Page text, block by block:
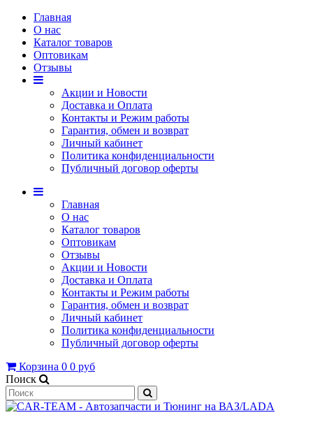
Главная
О нас
Каталог товаров
Оптовикам
Отзывы
Акции и Новости
Доставка и Оплата
Контакты и Режим работы
Гарантия, обмен и возврат
Личный кабинет
Политика конфиденциальности
Публичный договор оферты
Главная
О нас
Каталог товаров
Оптовикам
Отзывы
Акции и Новости
Доставка и Оплата
Контакты и Режим работы
Гарантия, обмен и возврат
Личный кабинет
Политика конфиденциальности
Публичный договор оферты
Корзина 0 0 руб
Поиск